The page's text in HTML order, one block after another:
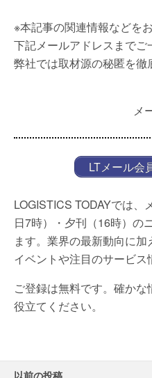
※本記事の関連情報などを
下記メールアドレスまでご
弊社では取材源の秘匿を徹
メ
LTメール会
LOGISTICS TODAYでは
日7時）・夕刊（16時）の
ます。業界の最新動向に
イベントや注目のサービス
ご登録は無料です。確か
役立てください。
以前の投稿